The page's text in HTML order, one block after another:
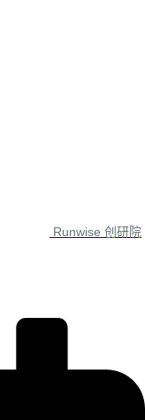
Runwise 创研院